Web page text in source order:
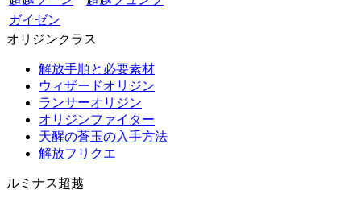
ガイゼン
オリジンクラス
解放手順と必要素材
ウィザードオリジン
ランサーオリジン
オリジンファイター
天醒の蒼玉の入手方法
解放フリクエ
ルミナス超越